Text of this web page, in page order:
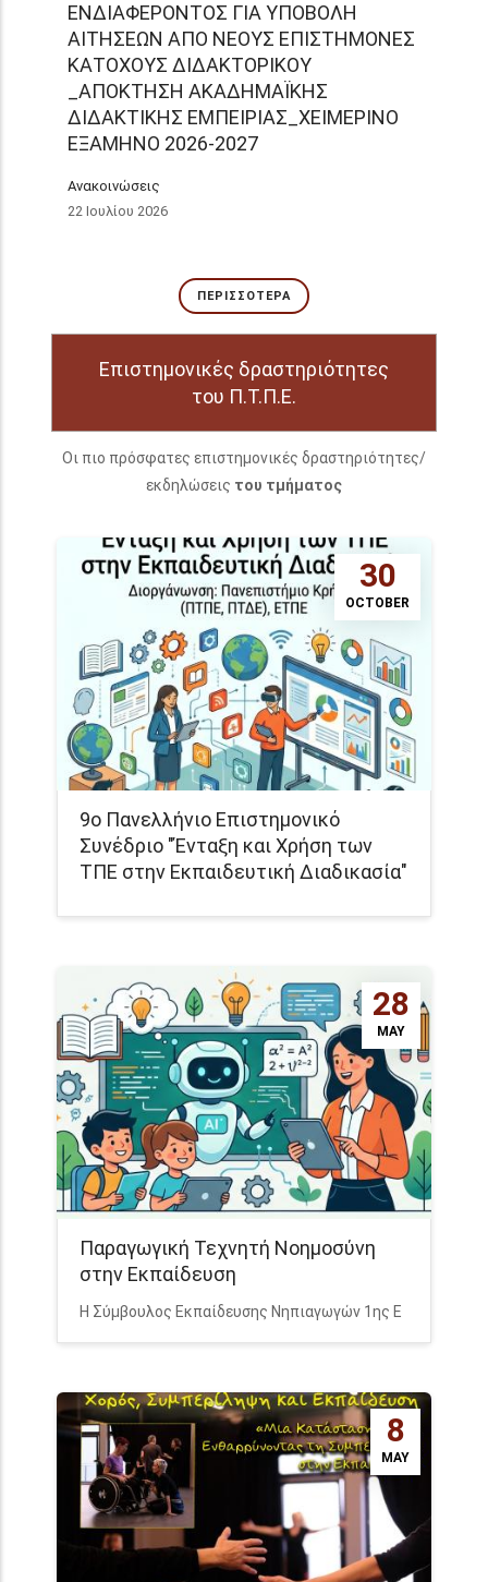
ΕΝΔΙΑΦΕΡΟΝΤΟΣ ΓΙΑ ΥΠΟΒΟΛΗ
ΑΙΤΗΣΕΩΝ ΑΠΟ ΝΕΟΥΣ ΕΠΙΣΤΗΜΟΝΕΣ
ΚΑΤΟΧΟΥΣ ΔΙΔΑΚΤΟΡΙΚΟΥ
_ΑΠΟΚΤΗΣΗ ΑΚΑΔΗΜΑΪΚΗΣ
ΔΙΔΑΚΤΙΚΗΣ ΕΜΠΕΙΡΙΑΣ_ΧΕΙΜΕΡΙΝΟ
ΕΞΑΜΗΝΟ 2026-2027
Ανακοινώσεις
22 Ιουλίου 2026
ΠΕΡΙΣΣΌΤΕΡΑ
Επιστημονικές δραστηριότητες
του Π.Τ.Π.Ε.
Οι πιο πρόσφατες επιστημονικές δραστηριότητες/
εκδηλώσεις του τμήματος
30
OCTOBER
9ο Πανελλήνιο Επιστημονικό
Συνέδριο "Ένταξη και Χρήση των
ΤΠΕ στην Εκπαιδευτική Διαδικασία"
28
MAY
Παραγωγική Τεχνητή Νοημοσύνη
στην Εκπαίδευση
Η Σύμβουλος Εκπαίδευσης Νηπιαγωγών 1ης Ε
8
MAY